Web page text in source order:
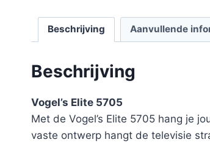
Beschrijving Aanvullende
Beschrijving
Vogel’s Elite 5705
Met de Vogel’s Elite 5705 hang je
vaste ontwerp hangt de televisie